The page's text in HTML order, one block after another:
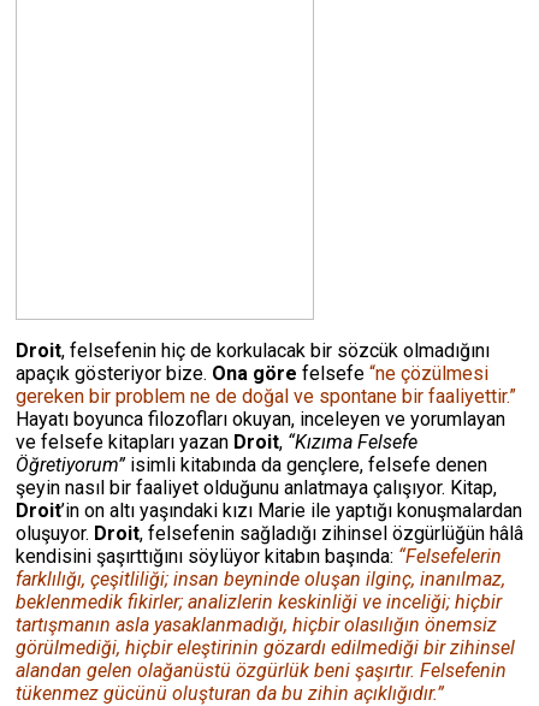
Droit, felsefenin hiç de korkulacak bir sözcük olmadığını
apaçık gösteriyor bize. Ona göre felsefe “ne çözülmesi
gereken bir problem ne de doğal ve spontane bir faaliyettir.”
Hayatı boyunca filozofları okuyan, inceleyen ve yorumlayan
ve felsefe kitapları yazan Droit, “Kızıma Felsefe
Öğretiyorum”isimli kitabında da gençlere, felsefe denen
şeyin nasıl bir faaliyet olduğunu anlatmaya çalışıyor. Kitap,
Droit’in on altı yaşındaki kızı Marie ile yaptığı konuşmalardan
oluşuyor. Droit, felsefenin sağladığı zihinsel özgürlüğün hâlâ
kendisini şaşırttığını söylüyor kitabın başında: “Felsefelerin
farklılığı, çeşitliliği; insan beyninde oluşan ilginç, inanılmaz,
beklenmedik fikirler; analizlerin keskinliği ve inceliği; hiçbir
tartışmanın asla yasaklanmadığı, hiçbir olasılığın önemsiz
görülmediği, hiçbir eleştirinin gözardı edilmediği bir zihinsel
alandan gelen olağanüstü özgürlük beni şaşırtır. Felsefenin
tükenmez gücünü oluşturan da bu zihin açıklığıdır.”